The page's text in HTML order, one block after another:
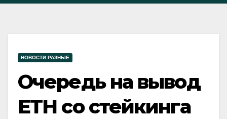
НОВОСТИ РАЗНЫЕ
Очередь на вывод
ETH со стейкинга